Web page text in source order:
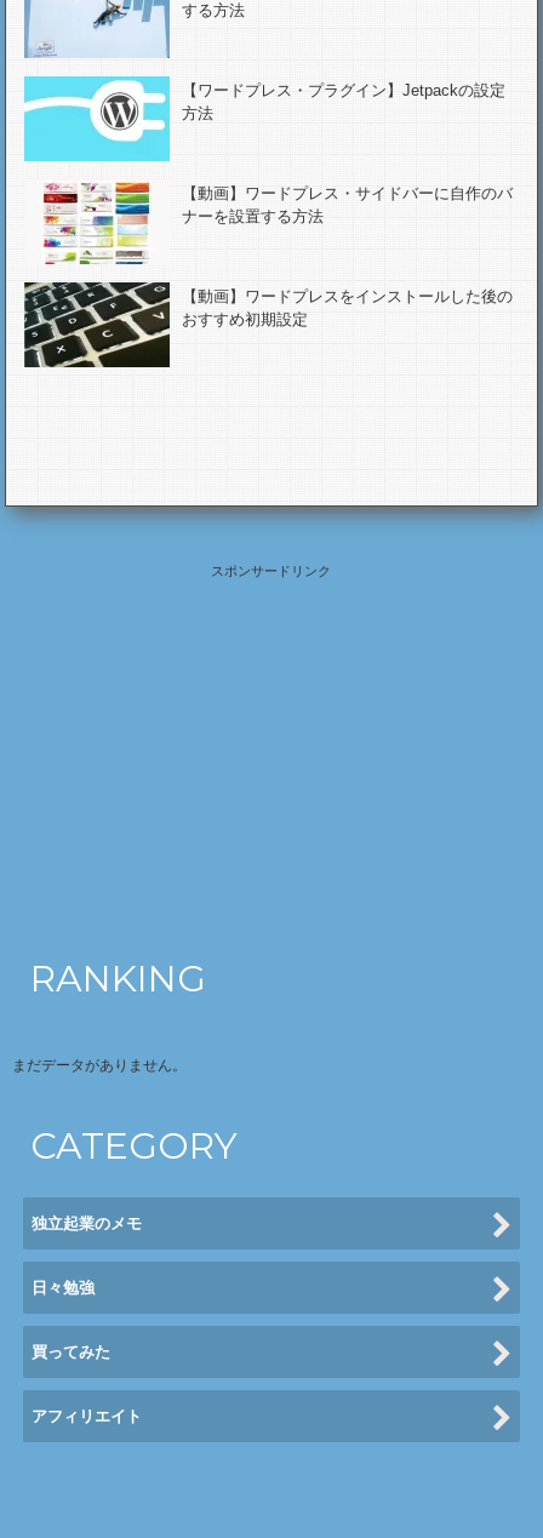
する方法
【ワードプレス・プラグイン】Jetpackの設定
方法
【動画】ワードプレス・サイドバーに自作のバ
ナーを設置する方法
【動画】ワードプレスをインストールした後の
おすすめ初期設定
スポンサードリンク
RANKING
まだデータがありません。
CATEGORY
独立起業のメモ
日々勉強
買ってみた
アフィリエイト